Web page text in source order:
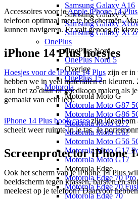
Samsung Galaxy A16
Samsung Galaxy X
Samsung Galaxy
Samsung Galaxy
OnePlus
OnePlus Nord
OnePlus Nord 5
Overige
OnePlus 15
Motorola
Motorola Moto G
Motorola Moto G87
Motorola Moto G86
Motorola Moto G77
Motorola Moto G67
Motorola Moto G56
Motorola Moto G17
Motorola Moto G17
Motorola Edge
Motorola Edge 70 Pro
Motorola Edge 70
Motorola Edge 70
Accessoires voor jeApple iPhone 14 Plus
telefoon optimaal mee te beschermen.
kunnen navigeren. Er valt genoeg te
iPhone 14 Plus hoesjes
Hoesjes voor de iPhone 14 Plus zijn er in
hebben we in veel materialen en
kan het zo duur of goedkoop maken als
gemaakt van echt leer.
iPhone 14 Plus book caseszijn ideaal om
scheelt weer ruimte in je tas. Je
Screenprotector iPhone
Ook het scherm van je iPhone 14 Plus
beeldscherm tegen krassen, barsten en
meeleest op je telefoon? Daarvoor